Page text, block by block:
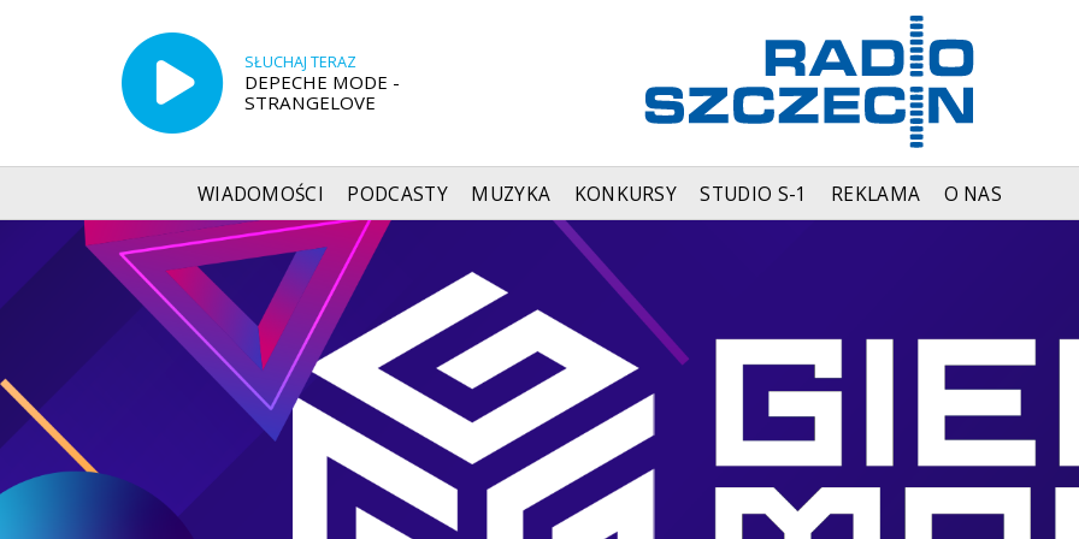
SŁUCHAJ TERAZ
DEPECHE MODE -
STRANGELOVE
WIADOMOŚCI PODCASTY MUZYKA KONKURSY STUDIO S-1 REKLAMA O NAS